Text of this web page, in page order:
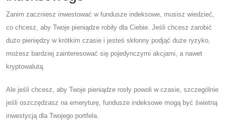
Zanim zaczniesz inwestować w fundusze indeksowe, musisz wiedzieć,
co chcesz, aby Twoje pieniądze robiły dla Ciebie. Jeśli chcesz zarobić
dużo pieniędzy w krótkim czasie i jesteś skłonny podjąć duże ryzyko,
możesz bardziej zainteresować się pojedynczymi akcjami, a nawet
kryptowalutą.
Ale jeśli chcesz, aby Twoje pieniądze rosły powoli w czasie, szczególnie
jeśli oszczędzasz na emeryturę, fundusze indeksowe mogą być świetną
inwestycją dla Twojego portfela.